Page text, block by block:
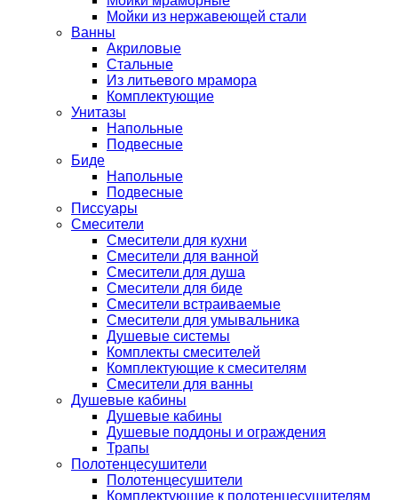
Мойки из нержавеющей стали
Ванны
Акриловые
Стальные
Из литьевого мрамора
Комплектующие
Унитазы
Напольные
Подвесные
Биде
Напольные
Подвесные
Писсуары
Смесители
Смесители для кухни
Смесители для ванной
Смесители для душа
Смесители для биде
Смесители встраиваемые
Смесители для умывальника
Душевые системы
Комплекты смесителей
Комплектующие к смесителям
Смесители для ванны
Душевые кабины
Душевые кабины
Душевые поддоны и ограждения
Трапы
Полотенцесушители
Полотенцесушители
Комплектующие к полотенцесушителям